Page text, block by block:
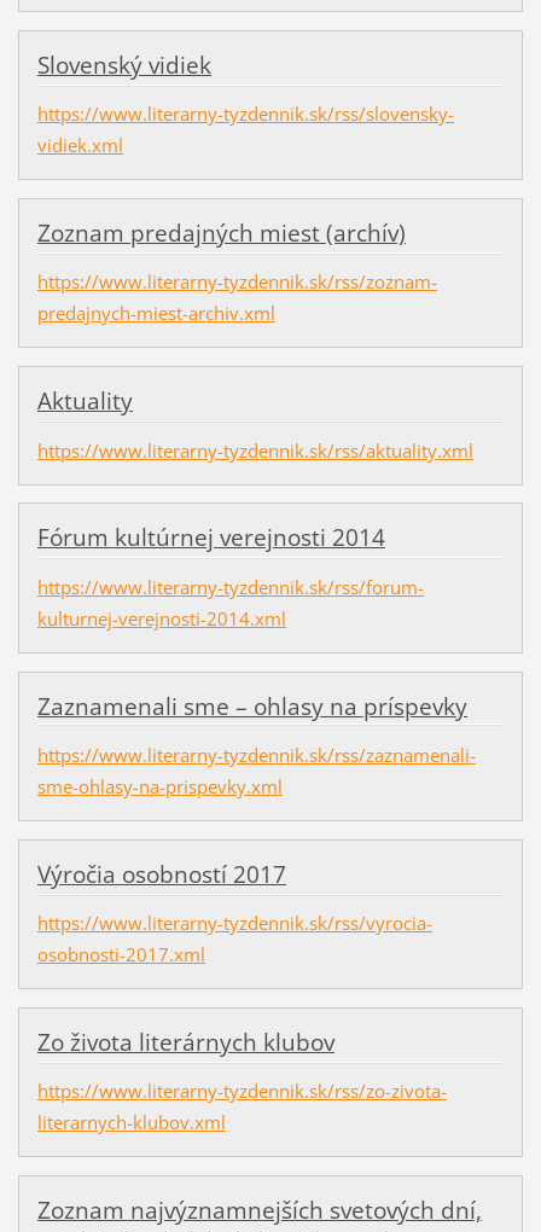
Slovenský vidiek
https://www.literarny-tyzdennik.sk/rss/slovensky-
vidiek.xml
Zoznam predajných miest (archív)
https://www.literarny-tyzdennik.sk/rss/zoznam-
predajnych-miest-archiv.xml
Aktuality
https://www.literarny-tyzdennik.sk/rss/aktuality.xml
Fórum kultúrnej verejnosti 2014
https://www.literarny-tyzdennik.sk/rss/forum-
kulturnej-verejnosti-2014.xml
Zaznamenali sme – ohlasy na príspevky
https://www.literarny-tyzdennik.sk/rss/zaznamenali-
sme-ohlasy-na-prispevky.xml
Výročia osobností 2017
https://www.literarny-tyzdennik.sk/rss/vyrocia-
osobnosti-2017.xml
Zo života literárnych klubov
https://www.literarny-tyzdennik.sk/rss/zo-zivota-
literarnych-klubov.xml
Zoznam najvýznamnejších svetových dní,